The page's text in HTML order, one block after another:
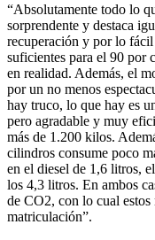
“Absolutamente todo lo
sorprendente y destaca
recuperación y por lo
suficientes para el 90 por
en realidad. Además, el
por un no menos
hay truco, lo que hay es
pero agradable y muy
más de 1.200 kilos.
cilindros consume poco
en el diesel de 1,6 litros,
los 4,3 litros. En ambos
de CO2, con lo cual estos
matriculación”.